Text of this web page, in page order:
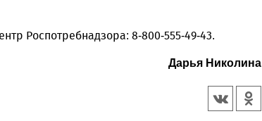
Роспотребнадзора: 8-800-555-49-43.
Дарья Николина